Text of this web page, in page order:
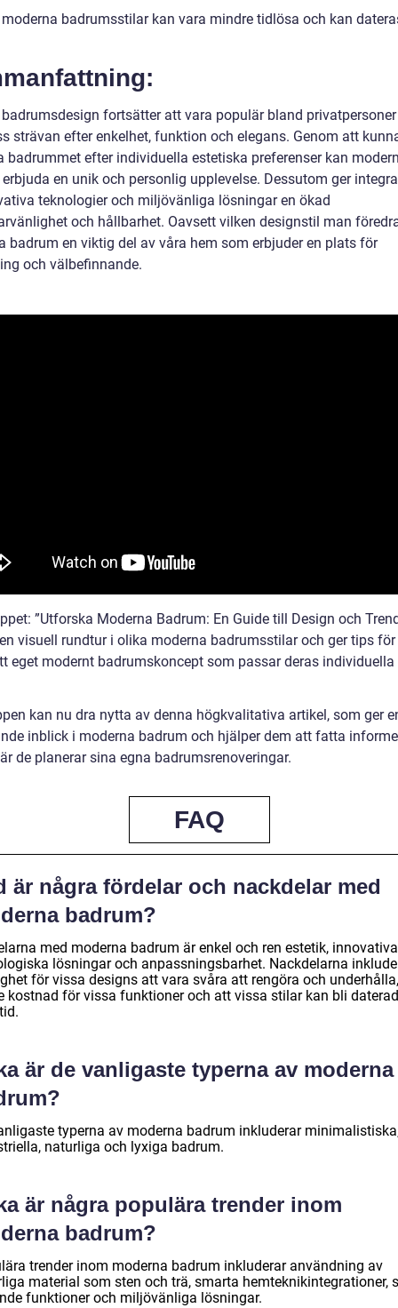
badrumsstilar kan vara mindre tidlösa och kan
fortsätter att vara populär bland
strävan efter enkelhet, funktion och elegans. Genom att
badrummet efter individuella estetiska preferenser kan
en unik och personlig upplevelse. Dessutom ger
teknologier och miljövänliga lösningar en ökad
och hållbarhet. Oavsett vilken designstil man
badrum en viktig del av våra hem som erbjuder en plats för
och välbefinnande.
”Utforska Moderna Badrum: En Guide till Design och
visuell rundtur i olika moderna badrumsstilar och ger tips
eget modernt badrumskoncept som passar deras
kan nu dra nytta av denna högkvalitativa artikel, som ger
inblick i moderna badrum och hjälper dem att fatta
de planerar sina egna badrumsrenoveringar.
FAQ
är några fördelar och nackdelar med
badrum?
med moderna badrum är enkel och ren estetik, innovativa
lösningar och anpassningsbarhet. Nackdelarna
för vissa designs att vara svåra att rengöra och underhålla,
kostnad för vissa funktioner och att vissa stilar kan bli
är de vanligaste typerna av moderna
typerna av moderna badrum inkluderar
naturliga och lyxiga badrum.
är några populära trender inom
badrum?
trender inom moderna badrum inkluderar användning av
material som sten och trä, smarta hemteknikintegrationer,
funktioner och miljövänliga lösningar.